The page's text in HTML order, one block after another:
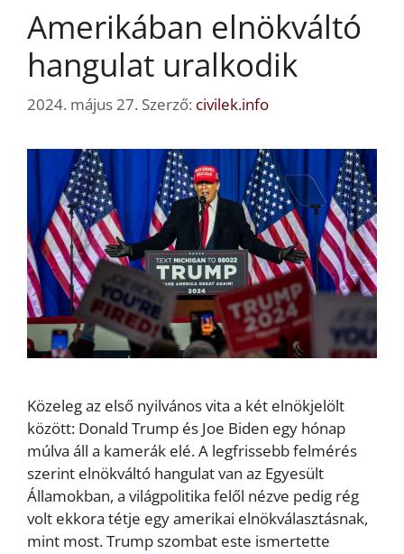
Amerikában elnökváltó
hangulat uralkodik
2024. május 27. Szerző: civilek.info
Közeleg az első nyilvános vita a két elnökjelölt
között: Donald Trump és Joe Biden egy hónap
múlva áll a kamerák elé. A legfrissebb felmérés
szerint elnökváltó hangulat van az Egyesült
Államokban, a világpolitika felől nézve pedig rég
volt ekkora tétje egy amerikai elnökválasztásnak,
mint most. Trump szombat este ismertette